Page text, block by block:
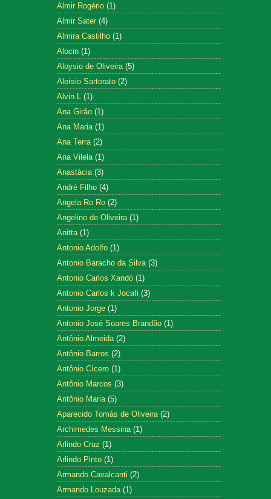
Almir Rogério (1)
Almir Sater (4)
Almira Castilho (1)
Alocin (1)
Aloysio de Oliveira (5)
Aloísio Sartorato (2)
Alvin L (1)
Ana Girão (1)
Ana Maria (1)
Ana Terra (2)
Ana Vilela (1)
Anastácia (3)
André Filho (4)
Angela Ro Ro (2)
Angelino de Oliveira (1)
Anitta (1)
Antonio Adolfo (1)
Antonio Baracho da Silva (3)
Antonio Carlos Xandó (1)
Antonio Carlos k Jocafi (3)
Antonio Jorge (1)
Antonio José Soares Brandão (1)
Antônio Almeida (2)
Antônio Barros (2)
Antônio Cícero (1)
Antônio Marcos (3)
Antônio Maria (5)
Aparecido Tomás de Oliveira (2)
Archimedes Messina (1)
Arlindo Cruz (1)
Arlindo Pinto (1)
Armando Cavalcanti (2)
Armando Louzada (1)